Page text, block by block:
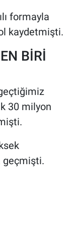
formayla
kaydetmişti.
BİRİ
30 milyon
geçmişti.